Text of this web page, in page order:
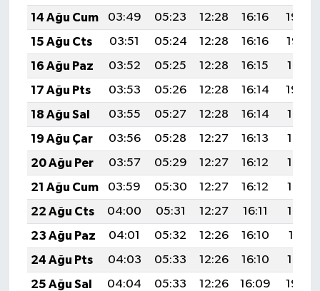
14 Ağu Cum
03:49 05:23 12:28 16:16
19:24
15 Ağu Cts
03:51 05:24 12:28 16:16
19:22
16 Ağu Paz
03:52 05:25 12:28 16:15
19:21
17 Ağu Pts
03:53 05:26 12:28 16:14
19:20
18 Ağu Sal
03:55 05:27 12:28 16:14
19:18
19 Ağu Çar
03:56 05:28 12:27 16:13
19:17
20 Ağu Per
03:57 05:29 12:27 16:12
19:16
21 Ağu Cum
03:59 05:30 12:27 16:12
19:14
22 Ağu Cts
04:00 05:31 12:27 16:11
19:13
23 Ağu Paz
04:01 05:32 12:26 16:10
19:11
24 Ağu Pts
04:03 05:33 12:26 16:10
19:10
25 Ağu Sal
04:04 05:33 12:26 16:09 19:08